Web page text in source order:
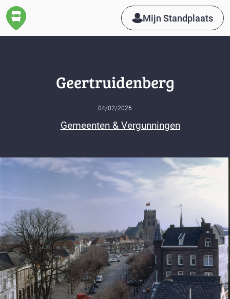
Mijn Standplaats
Geertruidenberg
04/02/2026
Gemeenten & Vergunningen